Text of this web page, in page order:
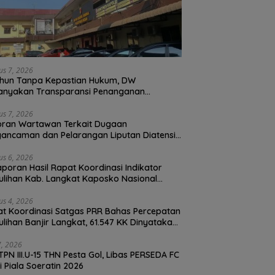
7, 2026
Tanpa Kepastian Hukum, DW
Transparansi Penanganan
7, 2026
Wartawan Terkait Dugaan
dan Pelarangan Liputan Diatensi
6, 2026
Hasil Rapat Koordinasi Indikator
Kab. Langkat Kaposko Nasional
4, 2026
Koordinasi Satgas PRR Bahas Percepatan
Banjir Langkat, 61.547 KK Dinyatakan
2026
III.U-15 THN Pesta Gol, Libas PERSEDA FC
Piala Soeratin 2026